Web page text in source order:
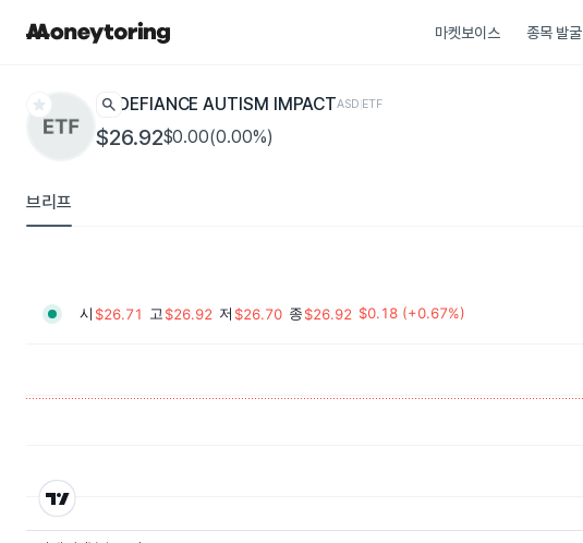
마켓보이스 종목 발굴
star search DEFIANCE AUTISM IMPACTASDETF
$26.92$0.00(0.00%)
브리프